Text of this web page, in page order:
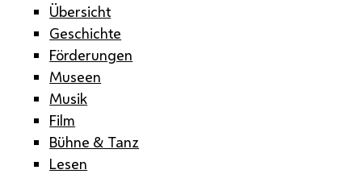
Übersicht
Geschichte
Förderungen
Museen
Musik
Film
Bühne & Tanz
Lesen